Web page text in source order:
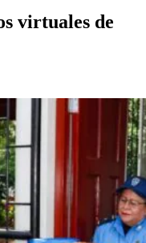
virtuales de